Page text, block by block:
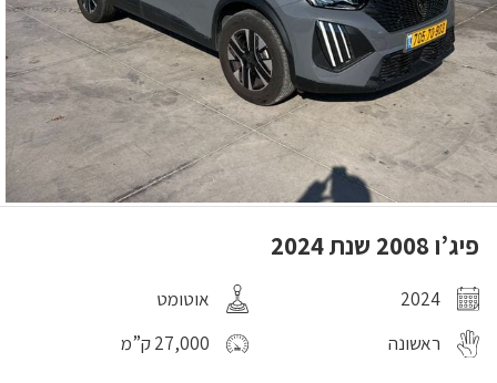
פיג’ו 2008 שנת 2024
2024
אוטומט
ראשונה
27,000 ק”מ